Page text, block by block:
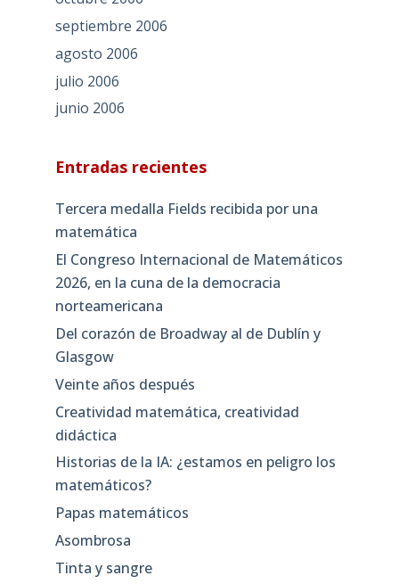
septiembre 2006
agosto 2006
julio 2006
junio 2006
Entradas recientes
Tercera medalla Fields recibida por una
matemática
El Congreso Internacional de Matemáticos
2026, en la cuna de la democracia
norteamericana
Del corazón de Broadway al de Dublín y
Glasgow
Veinte años después
Creatividad matemática, creatividad
didáctica
Historias de la IA: ¿estamos en peligro los
matemáticos?
Papas matemáticos
Asombrosa
Tinta y sangre